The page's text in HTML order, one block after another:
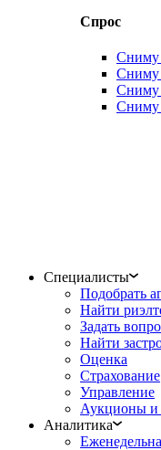
Спрос
Сниму
Сниму
Сниму
Сниму
Специалисты
Подобрать
Найти
Задать
Найти
Оценка
Страхование
Управление
Аукционы и
Аналитика